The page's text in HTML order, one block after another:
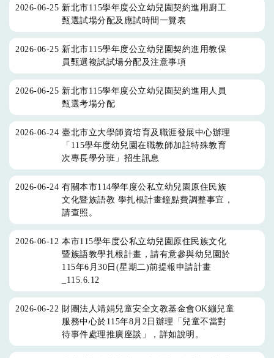
2026-06-25 新北市115學年度公立幼兒園契約進用廚工
甄選試場分配及應試時間一覽表
2026-06-25 新北市115學年度公立幼兒園契約進用教保
員甄選複試試場分配及注意事項
2026-06-25 新北市115學年度公立幼兒園契約進用人員
甄選考場分配
2026-06-24 臺北市立大學師資培育及職涯發展中心辦理
「115學年度幼兒園在職教師加註特殊教育
次專長學分班」招生訊息
2026-06-24 有關本市114學年度公私立幼兒園原住民族
文化暨族語教 學扎根計畫鐘點費調整事宜，
請查照。
2026-06-12 本市115學年度公私立幼兒園原住民族文化
暨族語教學扎根計畫，請有意參與幼兒園於
115年6月30日(星期二)前提報申請計畫
_115.6.12
2026-06-22 財團法人靖娟兒童安全文教基金會OK繃兒童
服務中心於115年8月2日辦理「兒童不當對
待事件處理推廣座談」，詳如說明。